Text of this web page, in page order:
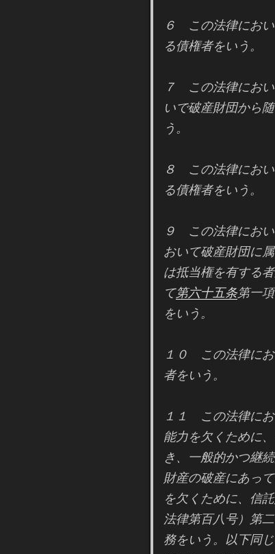
６ この法律にお
る債権者をいう。
７ この法律にお
いで破産財団から
う。
８ この法律にお
る債権者をいう。
９ この法律にお
おいて破産財団に
は抵当権を有する
て第六十五条第一
をいう。
１０ この法律にお
者をいう。
１１ この法律にお
能力を欠くために
き、一般的かつ継
財産の破産にあっ
を欠くために、信
法律第百八号）第
務をいう。以下同